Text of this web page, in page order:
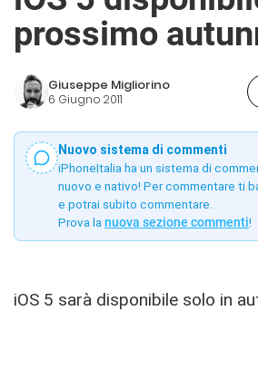
prossimo
Giuseppe Migliorino
6 Giugno 2011
Nuovo sistema di commenti
iPhoneItalia ha un sistema di
nuovo e nativo! Per commentare ti
e potrai subito commentare.
Prova la nuova sezione commenti!
iOS 5 sarà disponibile solo in